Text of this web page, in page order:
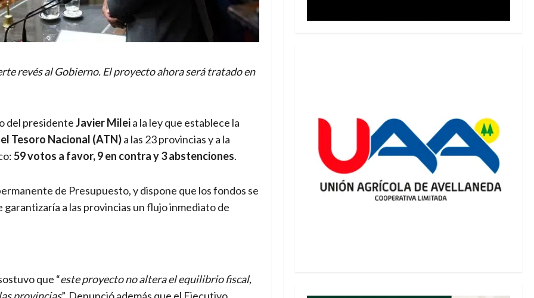
revés al Gobierno. El proyecto ahora será tratado en
del presidenteJavier Mileia la ley que establece la
Tesoro Nacional (ATN)a las 23 provincias y a la
59 votos a favor, 9 en contra y 3 abstenciones.
de Presupuesto, y dispone que los fondos se
garantizaría a las provincias un flujo inmediato de
que “este proyecto no altera el equilibrio fiscal,